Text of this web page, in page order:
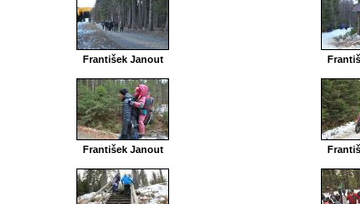
František Janout
František Janout